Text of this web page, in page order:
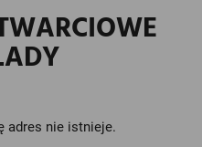
adres nie istnieje.